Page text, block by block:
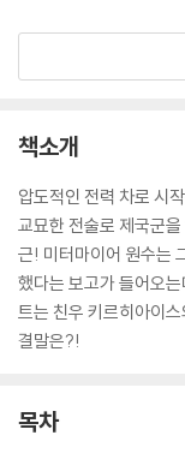
책소개
압도적인 전력 차로 시
교묘한 전술로 제국군
근! 미터마이어 원수는
했다는 보고가 들어오
트는 친우 키르히아이
결말은?!
목차